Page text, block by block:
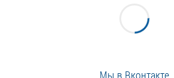
Мы в Вконтакте